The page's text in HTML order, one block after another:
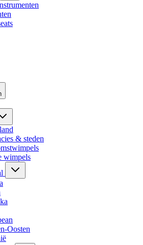
& steden
wimpels
Oosten